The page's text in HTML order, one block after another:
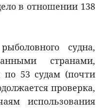
в отношении 138
судна,
странами,
по 53 судам (почти
проверка,
использования